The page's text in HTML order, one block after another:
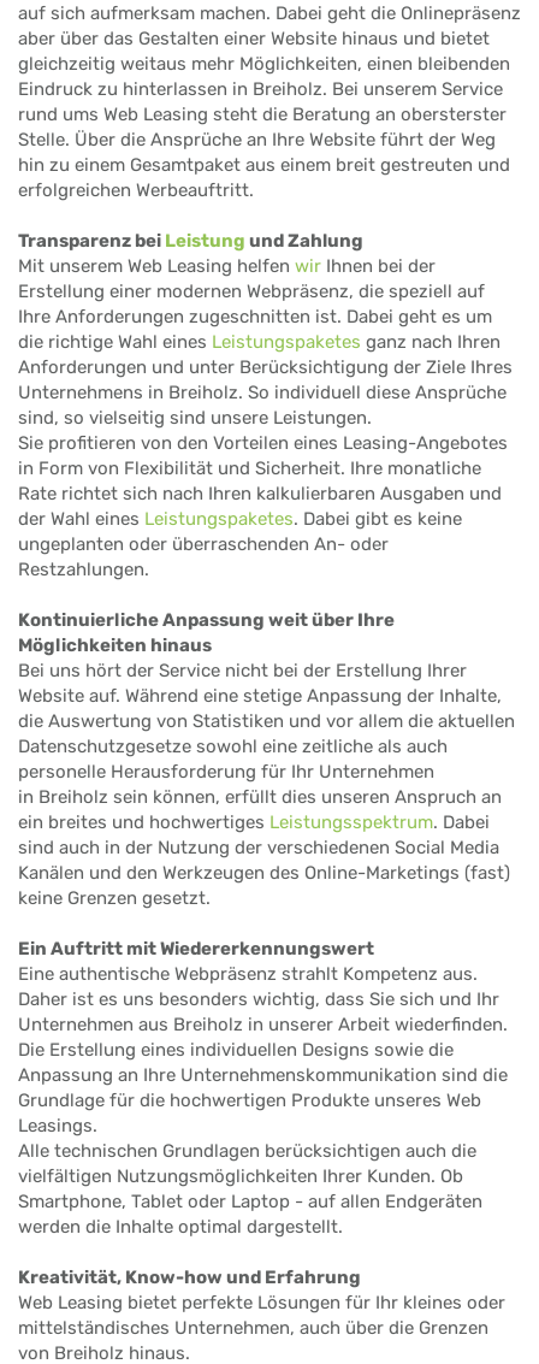
auf sich aufmerksam machen. Dabei geht die Onlinepräsenz
aber über das Gestalten einer Website hinaus und bietet
gleichzeitig weitaus mehr Möglichkeiten, einen bleibenden
Eindruck zu hinterlassen in Breiholz. Bei unserem Service
rund ums Web Leasing steht die Beratung an obersterster
Stelle. Über die Ansprüche an Ihre Website führt der Weg
hin zu einem Gesamtpaket aus einem breit gestreuten und
erfolgreichen Werbeauftritt.
Transparenz bei Leistung und Zahlung
Mit unserem Web Leasing helfen wir Ihnen bei der
Erstellung einer modernen Webpräsenz, die speziell auf
Ihre Anforderungen zugeschnitten ist. Dabei geht es um
die richtige Wahl eines Leistungspaketes ganz nach Ihren
Anforderungen und unter Berücksichtigung der Ziele Ihres
Unternehmens in Breiholz. So individuell diese Ansprüche
sind, so vielseitig sind unsere Leistungen.
Sie profitieren von den Vorteilen eines Leasing-Angebotes
in Form von Flexibilität und Sicherheit. Ihre monatliche
Rate richtet sich nach Ihren kalkulierbaren Ausgaben und
der Wahl eines Leistungspaketes. Dabei gibt es keine
ungeplanten oder überraschenden An- oder
Restzahlungen.
Kontinuierliche Anpassung weit über Ihre
Möglichkeiten hinaus
Bei uns hört der Service nicht bei der Erstellung Ihrer
Website auf. Während eine stetige Anpassung der Inhalte,
die Auswertung von Statistiken und vor allem die aktuellen
Datenschutzgesetze sowohl eine zeitliche als auch
personelle Herausforderung für Ihr Unternehmen
in Breiholz sein können, erfüllt dies unseren Anspruch an
ein breites und hochwertiges Leistungsspektrum. Dabei
sind auch in der Nutzung der verschiedenen Social Media
Kanälen und den Werkzeugen des Online-Marketings (fast)
keine Grenzen gesetzt.
Ein Auftritt mit Wiedererkennungswert
Eine authentische Webpräsenz strahlt Kompetenz aus.
Daher ist es uns besonders wichtig, dass Sie sich und Ihr
Unternehmen aus Breiholz in unserer Arbeit wiederfinden.
Die Erstellung eines individuellen Designs sowie die
Anpassung an Ihre Unternehmenskommunikation sind die
Grundlage für die hochwertigen Produkte unseres Web
Leasings.
Alle technischen Grundlagen berücksichtigen auch die
vielfältigen Nutzungsmöglichkeiten Ihrer Kunden. Ob
Smartphone, Tablet oder Laptop - auf allen Endgeräten
werden die Inhalte optimal dargestellt.
Kreativität, Know-how und Erfahrung
Web Leasing bietet perfekte Lösungen für Ihr kleines oder
mittelständisches Unternehmen, auch über die Grenzen
von Breiholz hinaus.